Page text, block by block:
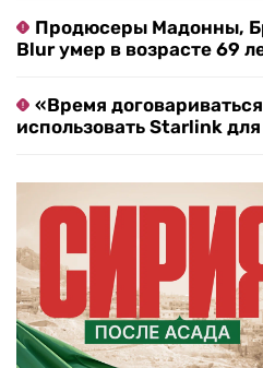
Продюсеры Мадонны,
Blur умер в возрасте 69
«Время
использовать Starlink